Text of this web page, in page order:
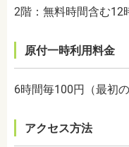
2階：無料時間含む12
原付一時利用料金
6時間毎100円（最初
アクセス方法